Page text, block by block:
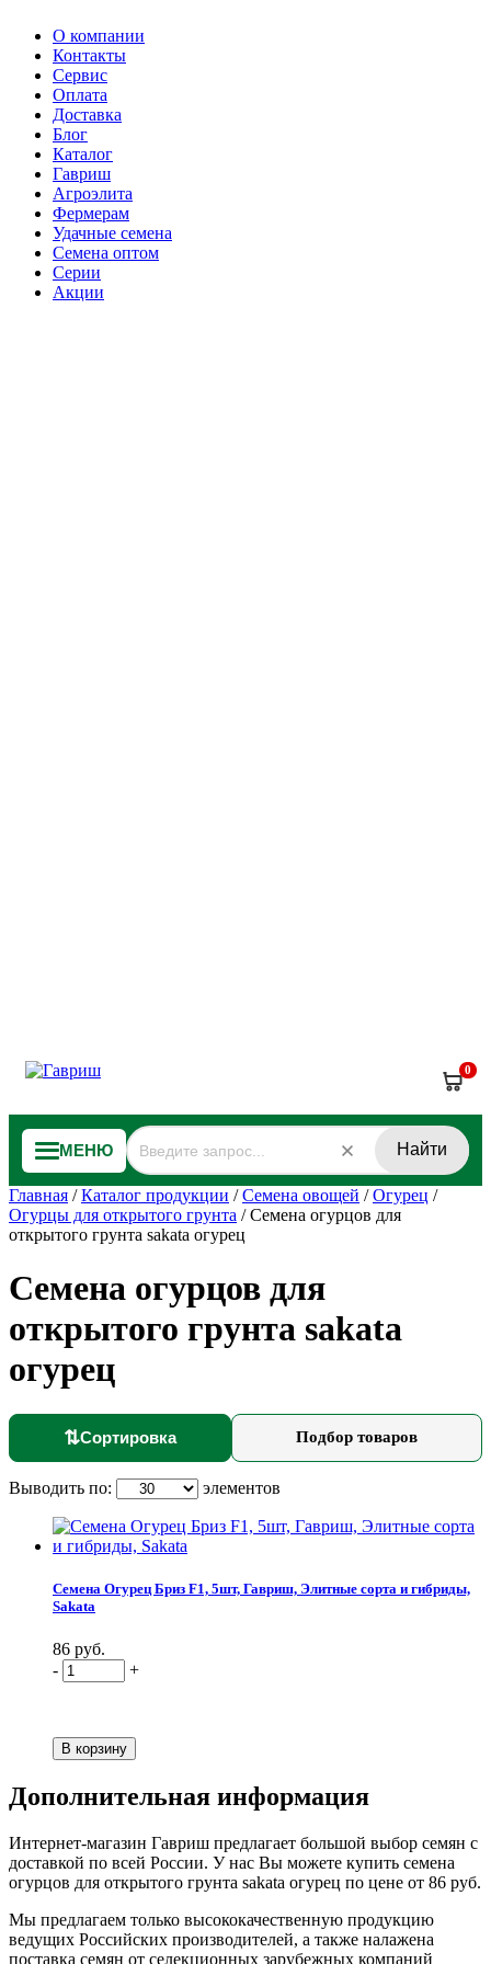
О компании
Контакты
Сервис
Оплата
Доставка
Блог
Каталог
Гавриш
Агроэлита
Фермерам
Удачные семена
Семена оптом
Серии
Акции
0
МЕНЮ Найти
Главная /Каталог продукции /Семена овощей /Огурец /
Огурцы для открытого грунта /Семена огурцов для
открытого грунта sakata огурец
Семена огурцов для
открытого грунта sakata
огурец
⇅Сортировка Подбор товаров
Выводить по: элементов
Семена Огурец Бриз F1, 5шт, Гавриш, Элитные сорта и гибриды,
Sakata
86 руб.
-
+
Дополнительная информация
Интернет-магазин Гавриш предлагает большой выбор семян с
доставкой по всей России. У нас Вы можете купить семена
огурцов для открытого грунта sakata огурец по цене от 86 руб.
Мы предлагаем только высококачественную продукцию
ведущих Российских производителей, а также налажена
поставка семян от селекционных зарубежных компаний